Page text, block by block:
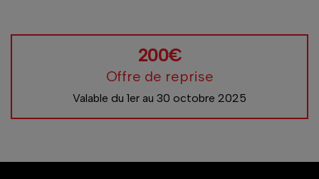
200€
Offre de reprise
Valable du 1er au 30 octobre 2025